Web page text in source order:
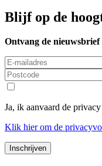
Blijf op de
Ontvang de
Ja, ik aanvaard de
Klik hierom de